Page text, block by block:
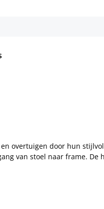
overtuigen door hun
van stoel naar frame.